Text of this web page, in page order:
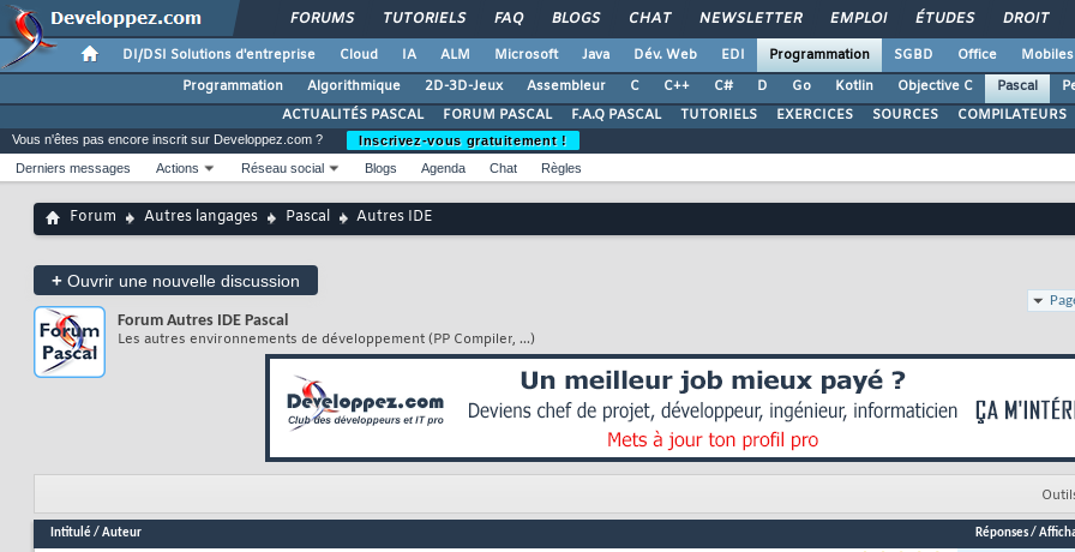
FORUMS TUTORIELS FAQ BLOGS CHAT NEWSLETTER EMPLOI ÉTUDES DROIT
DI/DSI Solutions d'entreprise Cloud IA ALM Microsoft Java Dév. Web EDI Programmation SGBD Office
Mobiles
Programmation
Algorithmique 2D-3D-Jeux Assembleur C C++ C# D Go Kotlin Objective C Pascal
ACTUALITÉS PASCAL
FORUM PASCAL F.A.Q PASCAL TUTORIELS EXERCICES SOURCES COMPILATEURS
Vous n'êtes pas encore inscrit sur Developpez.com ?
Inscrivez-vous gratuitement !
Derniers messages
Actions Réseau social Blogs Agenda Chat Règles
Forum Autres langages Pascal Autres IDE
+ Ouvrir une nouvelle discussion
Forum Autres IDE Pascal
Les autres environnements de développement (PP Compiler, ...)
Intitulé/ Auteur Réponses/